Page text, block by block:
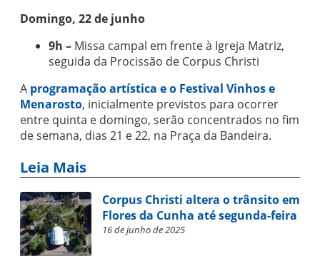
Domingo, 22 de junho
9h – Missa campal em frente à Igreja Matriz,
seguida da Procissão de Corpus Christi
A programação artística e o Festival Vinhos e
Menarosto, inicialmente previstos para ocorrer
entre quinta e domingo, serão concentrados no fim
de semana, dias 21 e 22, na Praça da Bandeira.
Leia Mais
Corpus Christi altera o trânsito em
Flores da Cunha até segunda-feira
16 de junho de 2025